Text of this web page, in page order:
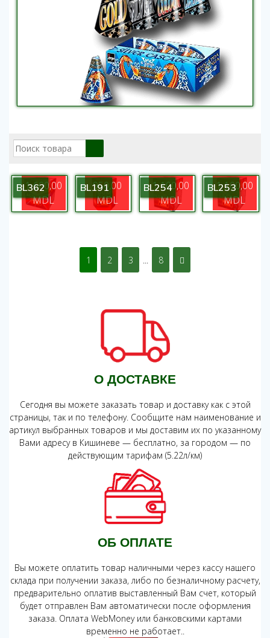
BL362
1 600,00
MDL
BL191
950,00
MDL
BL254
1 100,00
MDL
BL253
1 100,00
MDL
1 2 3 8
О ДОСТАВКЕ
Сегодня вы можете заказать товар и доставку как с этой
страницы, так и по телефону. Сообщите нам наименование и
артикул выбранных товаров и мы доставим их по указанному
Вами адресу в Кишиневе — бесплатно, за городом — по
действующим тарифам (5.22л/км)
ОБ ОПЛАТЕ
Вы можете оплатить товар наличными через кассу нашего
склада при получении заказа, либо по безналичному расчету,
предварительно оплатив выставленный Вам счет, который
будет отправлен Вам автоматически после оформления
заказа. Оплата WebMoney или банковскими картами
временно не работает..